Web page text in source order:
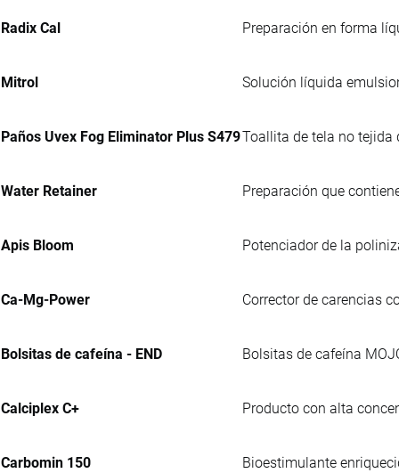
Radix Cal Preparación en forma
Mitrol Solución líquida
Paños Uvex Fog Eliminator Plus S479Toallita de tela no tejida
Water Retainer Preparación que
Apis Bloom Potenciador de la
Ca-Mg-Power Corrector de carencias
Bolsitas de cafeína - END Bolsitas de cafeína
Calciplex C+ Producto con alta
Carbomin 150 Bioestimulante